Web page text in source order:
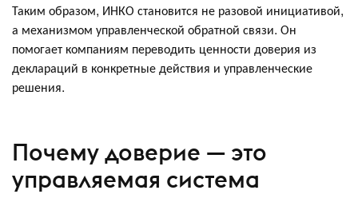
Таким образом, ИНКО становится не разовой инициативой,
а механизмом управленческой обратной связи. Он
помогает компаниям переводить ценности доверия из
деклараций в конкретные действия и управленческие
решения.
Почему доверие — это
управляемая система